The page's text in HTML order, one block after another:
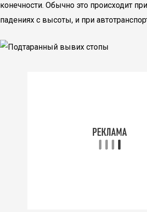
конечности. Обычно это происходит
падениях с высоты, и при